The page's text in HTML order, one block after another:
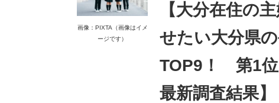
ITエンジニア向け専門サイト 企業向けIT製品
モノづくり技術者専門サイト エレクトロニク
画像：PIXTA（画像はイメ
ージです）
【大分在住の
せたい大分県
TOP9！ 第1位
最新調査結果】